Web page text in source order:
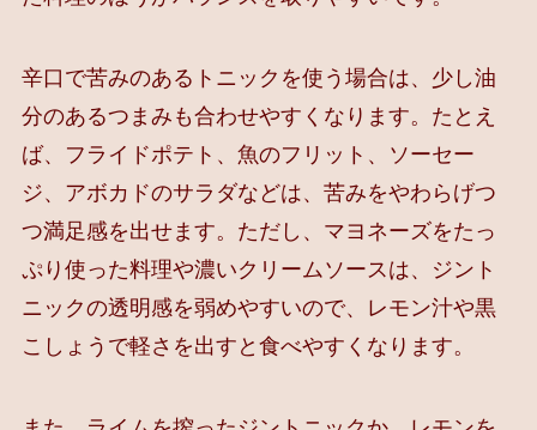
辛口で苦みのあるトニックを使う場合は、少し油
分のあるつまみも合わせやすくなります。たとえ
ば、フライドポテト、魚のフリット、ソーセー
ジ、アボカドのサラダなどは、苦みをやわらげつ
つ満足感を出せます。ただし、マヨネーズをたっ
ぷり使った料理や濃いクリームソースは、ジント
ニックの透明感を弱めやすいので、レモン汁や黒
こしょうで軽さを出すと食べやすくなります。